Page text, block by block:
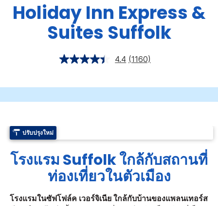
Holiday Inn Express &
Suites Suffolk
4.4 (1160)
ปรับปรุงใหม่
โรงแรม Suffolk ใกล้กับสถานที่
ท่องเที่ยวในตัวเมือง
โรงแรมในซัฟโฟล์ค เวอร์จิเนีย ใกล้กับบ้านของแพลนเทอร์ส